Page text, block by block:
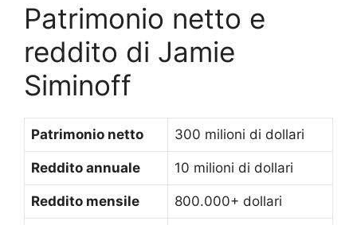
Patrimonio netto e
reddito di Jamie
Siminoff
Patrimonio netto 300 milioni di dollari
Reddito annuale 10 milioni di dollari
Reddito mensile 800.000+ dollari